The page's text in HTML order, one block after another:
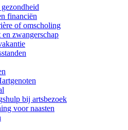
financiën
of omscholing
en zwangerschap
bij artsbezoek
voor naasten